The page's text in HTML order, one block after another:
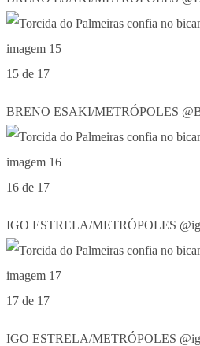
15 de 17
BRENO ESAKI/METRÓPOLES
16 de 17
IGO ESTRELA/METRÓPOLES
17 de 17
IGO ESTRELA/METRÓPOLES